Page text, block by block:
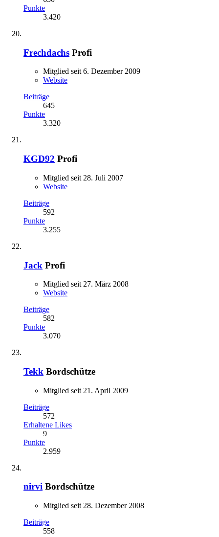
Punkte
3.420
Frechdachs Profi
Mitglied seit 6. Dezember 2009
Website
Beiträge
645
Punkte
3.320
KGD92 Profi
Mitglied seit 28. Juli 2007
Website
Beiträge
592
Punkte
3.255
Jack Profi
Mitglied seit 27. März 2008
Website
Beiträge
582
Punkte
3.070
Tekk Bordschütze
Mitglied seit 21. April 2009
Beiträge
572
Erhaltene Likes
9
Punkte
2.959
nirvi Bordschütze
Mitglied seit 28. Dezember 2008
Beiträge
558